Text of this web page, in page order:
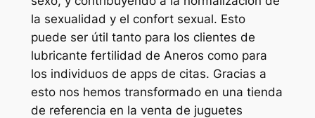
la sexualidad y el confort sexual. Esto
puede ser útil tanto para los clientes de
lubricante fertilidad de Aneros como para
los individuos de apps de citas. Gracias a
esto nos hemos transformado en una tienda
de referencia en la venta de juguetes